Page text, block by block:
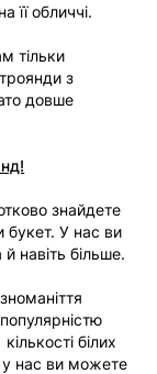
її обличчі.
тільки
з
довше
знайдете
букет. У нас ви
навіть більше.
білих
у нас ви можете